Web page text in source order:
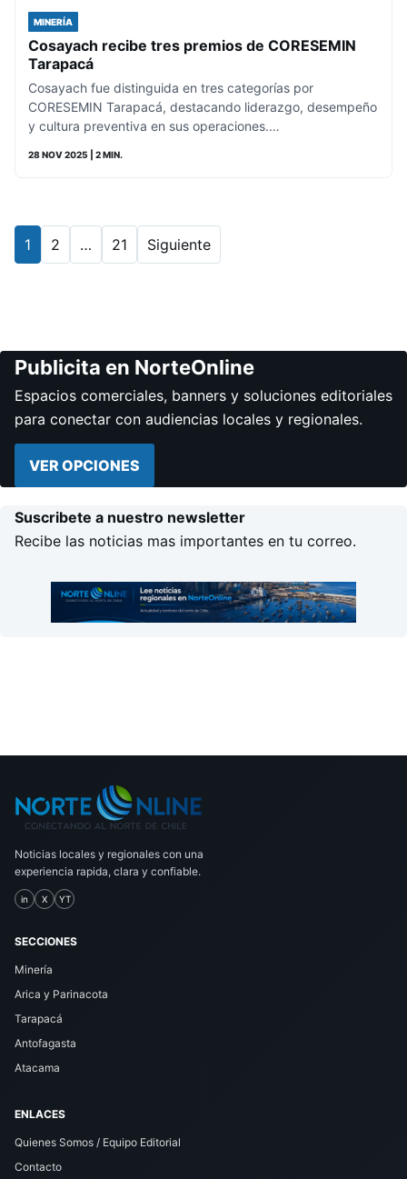
MINERÍA
Cosayach recibe tres premios de CORESEMIN
Tarapacá
Cosayach fue distinguida en tres categorías por
CORESEMIN Tarapacá, destacando liderazgo, desempeño
y cultura preventiva en sus operaciones.…
28 NOV 2025 | 2 MIN.
1 2 … 21 Siguiente
Publicita en NorteOnline
Espacios comerciales, banners y soluciones editoriales
para conectar con audiencias locales y regionales.
VER OPCIONES
Suscribete a nuestro newsletter
Recibe las noticias mas importantes en tu correo.
Noticias locales y regionales con una
experiencia rapida, clara y confiable.
in X YT
SECCIONES
Minería
Arica y Parinacota
Tarapacá
Antofagasta
Atacama
ENLACES
Quienes Somos / Equipo Editorial
Contacto